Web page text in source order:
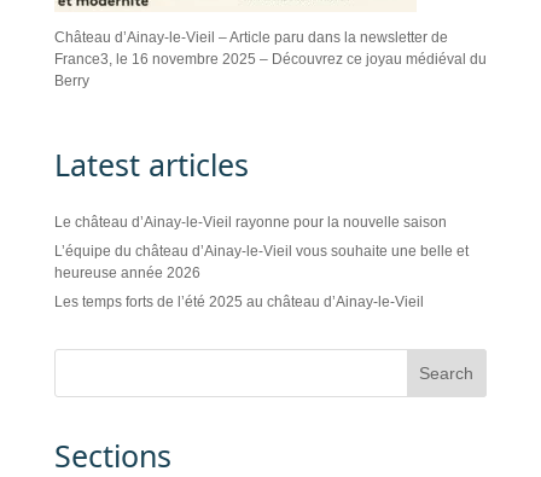
Château d’Ainay-le-Vieil – Article paru dans la newsletter de
France3, le 16 novembre 2025 – Découvrez ce joyau médiéval du
Berry
Latest articles
Le château d’Ainay-le-Vieil rayonne pour la nouvelle saison
L’équipe du château d’Ainay-le-Vieil vous souhaite une belle et
heureuse année 2026
Les temps forts de l’été 2025 au château d’Ainay-le-Vieil
Sections